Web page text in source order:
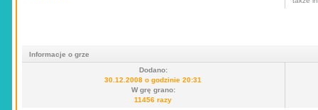
Informacje o grze
Dodano:
30.12.2008 o godzinie 20:31
W grę grano:
11456 razy